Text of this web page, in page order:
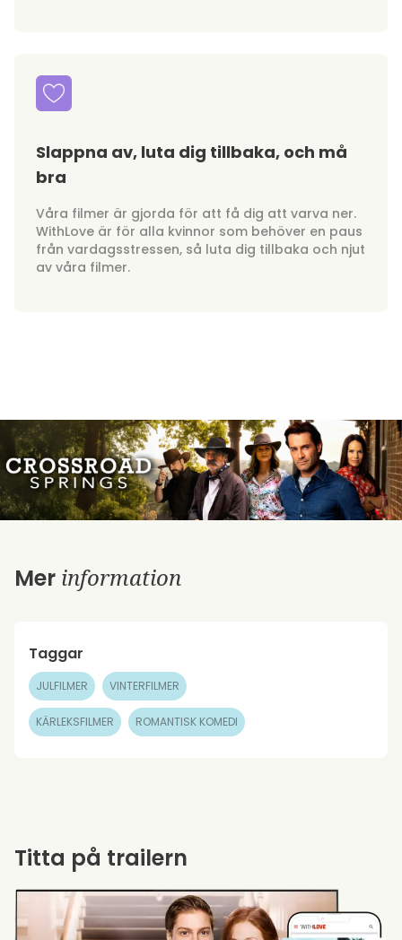
Slappna av, luta dig tillbaka, och må
bra
Våra filmer är gjorda för att få dig att varva ner.
WithLove är för alla kvinnor som behöver en paus
från vardagsstressen, så luta dig tillbaka och njut
av våra filmer.
Mer information
Taggar
JULFILMER VINTERFILMER
KÄRLEKSFILMER ROMANTISK KOMEDI
Titta på trailern